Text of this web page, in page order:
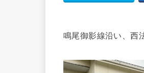
鳴尾御影線沿い、西